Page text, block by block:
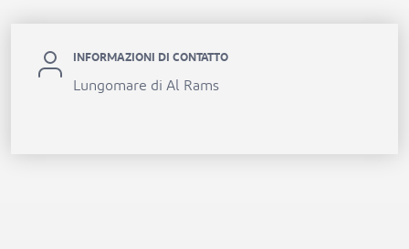
INFORMAZIONI DI CONTATTO
Lungomare di Al Rams